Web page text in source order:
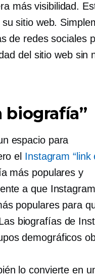
más visibilidad.
sitio web.
de redes sociales
del sitio web sin
biografía”
espacio para
el Instagram “link
más populares y
a que
populares para
biografías de
demográficos
lo convierte en